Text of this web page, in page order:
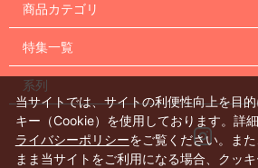
商品カテゴリ
特集一覧
系列
当サイトでは、サイトの利便性向上を目
キー（Cookie）を使用しております。詳
ライバシーポリシーをご覧ください。ま
まま当サイトをご利用になる場合、クッ